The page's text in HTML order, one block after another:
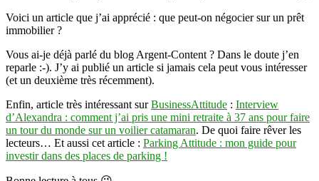
Voici un article que j’ai apprécié : que peut-on négocier sur un prêt
immobilier ?
Vous ai-je déjà parlé du blog Argent-Content ? Dans le doute j’en
reparle :-). J’y ai publié un article si jamais cela peut vous intéresser
(et un deuxième très récemment).
Enfin, article très intéressant surBusinessAttitude : Interview
d’Alexandra : comment j’ai pris une mini retraite à 37 ans pour faire
un tour du monde sur un voilier catamaran. De quoi faire rêver les
lecteurs… Et aussi cet article : Parking Attitude : mon guide pour
investir dans des places de parking !